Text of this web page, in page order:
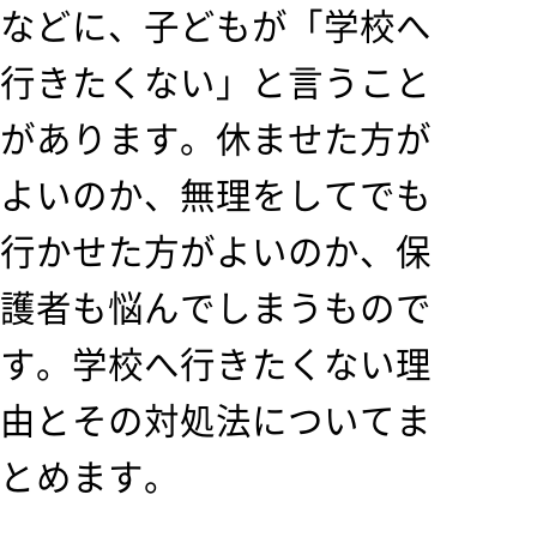
などに、子どもが「学校へ
行きたくない」と言うこと
があります。休ませた方が
よいのか、無理をしてでも
行かせた方がよいのか、保
護者も悩んでしまうもので
す。学校へ行きたくない理
由とその対処法についてま
とめます。